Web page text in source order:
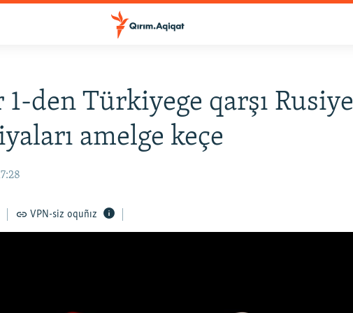
1-den Türkiyege qarşı Rusiye
amelge keçe
VPN-siz oquñız